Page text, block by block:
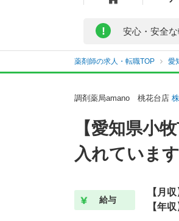
! 安心・安全
薬剤師の求人・転職TOP 愛
調剤薬局amano 桃花台店
【愛知県小
入れています
給与
【月
【年